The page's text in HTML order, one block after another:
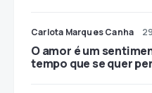
Carlota Marques Canha
O amor é um
tempo que se quer